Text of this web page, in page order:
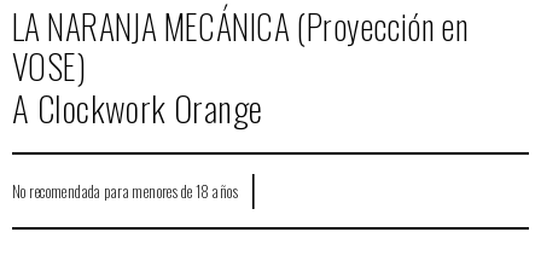
LA NARANJA MECÁNICA (Proyección en
VOSE)
A Clockwork Orange
No recomendada para menores de 18 años |